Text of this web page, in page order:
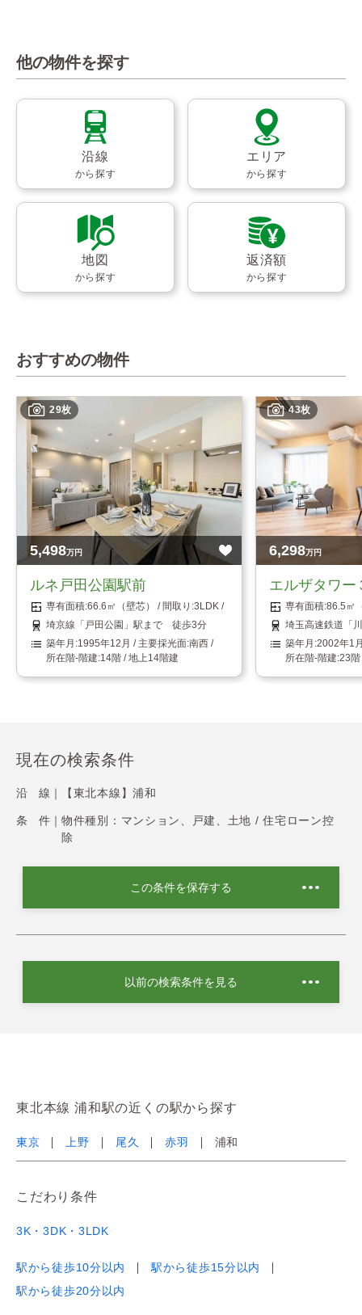
他の物件を探す
沿線
から探す
エリア
から探す
地図
から探す
返済額
から探す
おすすめの物件
29枚
5,498万円
ルネ戸田公園駅前
66.6㎡（壁芯）
3LDK
埼京線「戸田公園」駅まで 徒歩3分
1995年12月
南西
14階 / 地上14階建
43枚
6,298万円
エルザタワー
86.5㎡
埼玉高速鉄道「
2002年1
23階
現在の検索条件
沿 線｜ 【東北本線】浦和
条 件｜ 物件種別：マンション、戸建、土地 / 住宅ローン控
除
この条件を保存する
以前の検索条件を見る
東北本線 浦和駅の近くの駅から探す
東京 上野 尾久 赤羽 浦和
こだわり条件
3K・3DK・3LDK
駅から徒歩10分以内
駅から徒歩15分以内
駅から徒歩20分以内